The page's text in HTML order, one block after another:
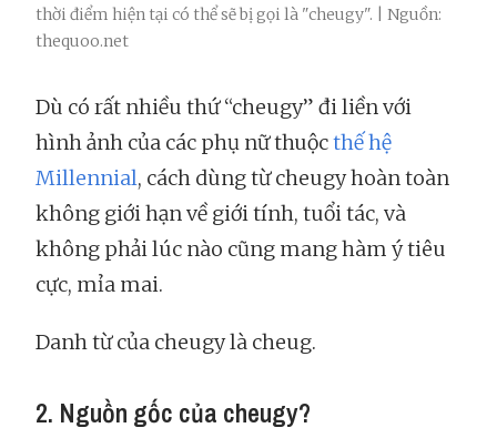
thời điểm hiện tại có thể sẽ bị gọi là "cheugy". | Nguồn:
thequoo.net
Dù có rất nhiều thứ “cheugy” đi liền với
hình ảnh của các phụ nữ thuộcthế hệ
Millennial, cách dùng từ cheugy hoàn toàn
không giới hạn về giới tính, tuổi tác, và
không phải lúc nào cũng mang hàm ý tiêu
cực, mỉa mai.
Danh từ của cheugy là cheug.
2. Nguồn gốc của cheugy?